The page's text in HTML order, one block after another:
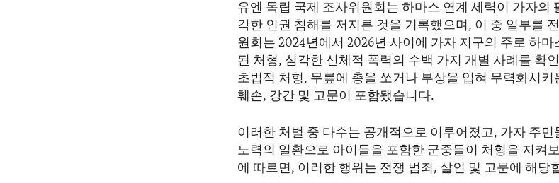
유엔 독립 국제 조사위원회는 하마스 연계 세력이 가자의
각한 인권 침해를 저지른 것을 기록했으며, 이 중 일부를
원회는 2024년에서 2026년 사이에 가자 지구의 주로 하
된 처형, 심각한 신체적 폭력의 수백 가지 개별 사례를 확
초법적 처형, 무릎에 총을 쏘거나 부상을 입혀 무력화시키
훼손, 강간 및 고문이 포함됐습니다.
이러한 처벌 중 다수는 공개적으로 이루어졌고, 가자 주
노력의 일환으로 아이들을 포함한 군중들이 처형을 지켜
에 따르면, 이러한 행위는 전쟁 범죄, 살인 및 고문에 해당